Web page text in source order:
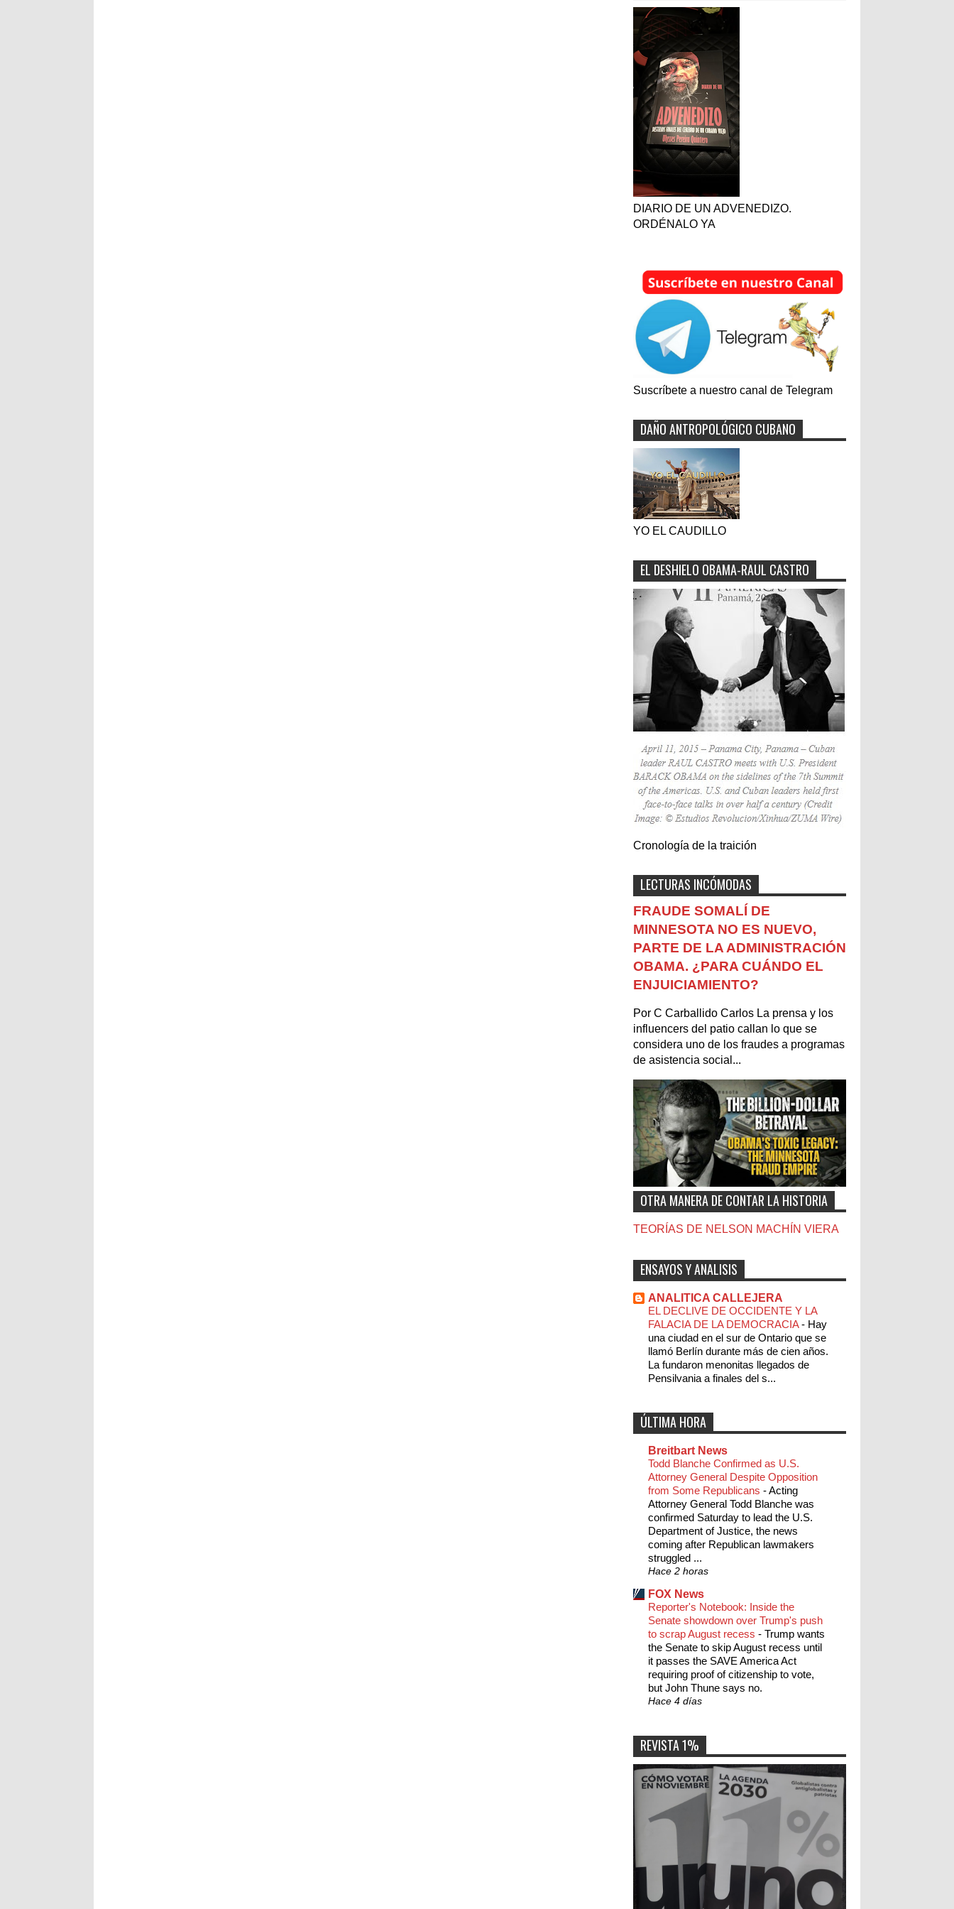
DIARIO DE UN ADVENEDIZO.
ORDÉNALO YA
Suscríbete a nuestro canal de Telegram
DAÑO ANTROPOLÓGICO CUBANO
YO EL CAUDILLO
EL DESHIELO OBAMA-RAUL CASTRO
Cronología de la traición
LECTURAS INCÓMODAS
FRAUDE SOMALÍ DE
MINNESOTA NO ES NUEVO,
PARTE DE LA ADMINISTRACIÓN
OBAMA. ¿PARA CUÁNDO EL
ENJUICIAMIENTO?
Por C Carballido Carlos La prensa y los
influencers del patio callan lo que se
considera uno de los fraudes a programas
de asistencia social...
OTRA MANERA DE CONTAR LA HISTORIA
TEORÍAS DE NELSON MACHÍN VIERA
ENSAYOS Y ANALISIS
ANALITICA CALLEJERA
EL DECLIVE DE OCCIDENTE Y LA
FALACIA DE LA DEMOCRACIA- Hay
una ciudad en el sur de Ontario que se
llamó Berlín durante más de cien años.
La fundaron menonitas llegados de
Pensilvania a finales del s...
ÚLTIMA HORA
Breitbart News
Todd Blanche Confirmed as U.S.
Attorney General Despite Opposition
from Some Republicans -Acting
Attorney General Todd Blanche was
confirmed Saturday to lead the U.S.
Department of Justice, the news
coming after Republican lawmakers
struggled ...
Hace 2 horas
FOX News
Reporter's Notebook: Inside the
Senate showdown over Trump's push
to scrap August recess - Trump wants
the Senate to skip August recess until
it passes the SAVE America Act
requiring proof of citizenship to vote,
but John Thune says no.
Hace 4 días
REVISTA 1%